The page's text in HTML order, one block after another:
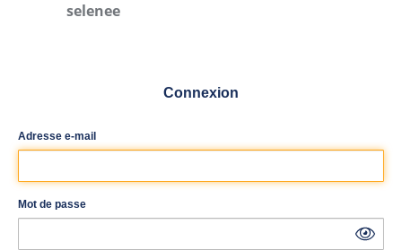
selenee
Connexion
Adresse e-mail
Mot de passe